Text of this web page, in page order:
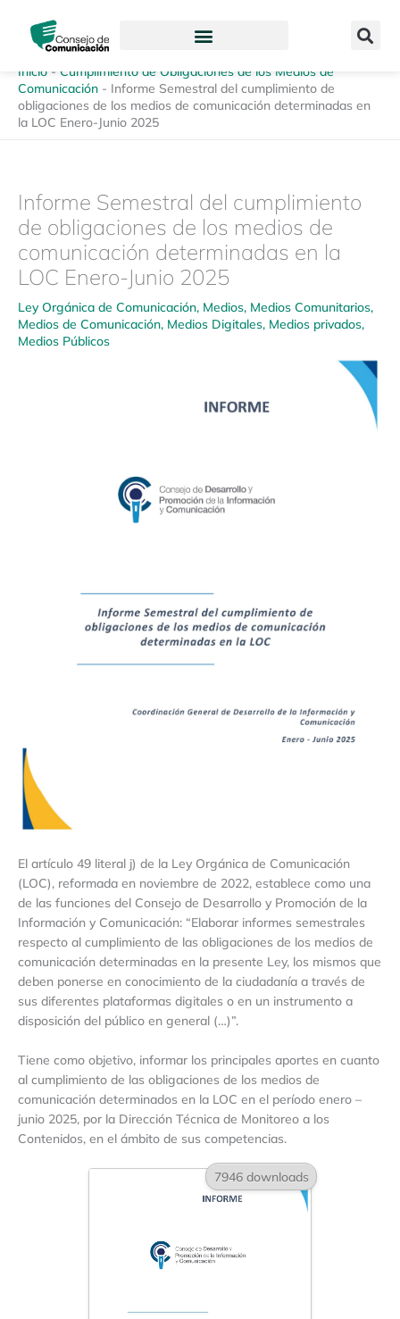
contenido
Inicio - Cumplimiento de Obligaciones de los Medios de
Comunicación - Informe Semestral del cumplimiento de
obligaciones de los medios de comunicación determinadas en
la LOC Enero-Junio 2025
Informe Semestral del cumplimiento
de obligaciones de los medios de
comunicación determinadas en la
LOC Enero-Junio 2025
Ley Orgánica de Comunicación, Medios, Medios Comunitarios,
Medios de Comunicación, Medios Digitales, Medios privados,
Medios Públicos
El artículo 49 literal j) de la Ley Orgánica de Comunicación
(LOC), reformada en noviembre de 2022, establece como una
de las funciones del Consejo de Desarrollo y Promoción de la
Información y Comunicación: “Elaborar informes semestrales
respecto al cumplimiento de las obligaciones de los medios de
comunicación determinadas en la presente Ley, los mismos que
deben ponerse en conocimiento de la ciudadanía a través de
sus diferentes plataformas digitales o en un instrumento a
disposición del público en general (…)”.
Tiene como objetivo, informar los principales aportes en cuanto
al cumplimiento de las obligaciones de los medios de
comunicación determinados en la LOC en el período enero –
junio 2025, por la Dirección Técnica de Monitoreo a los
Contenidos, en el ámbito de sus competencias.
7946 downloads